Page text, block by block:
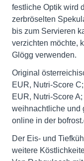
festliche Optik wird
zerbröselten
bis zum Servieren
verzichten möchte,
Glögg verwenden.
Original
EUR, Nutri-Score
EUR, Nutri-Score
weihnachtliche und
online in der
Der Eis- und
weitere